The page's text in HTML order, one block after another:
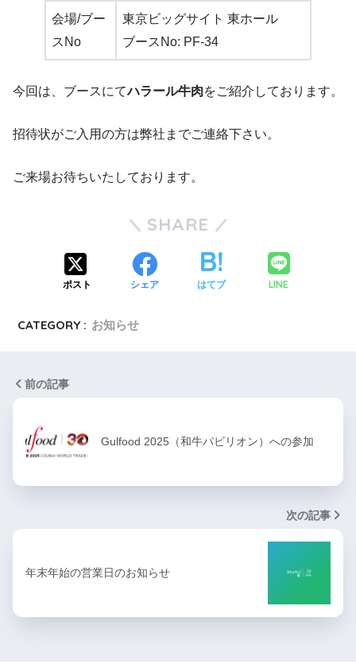
会場/ブー
スNo
東京ビッグサイト 東ホール
ブースNo: PF-34
今回は、ブースにてハラール牛肉をご紹介しております。
招待状がご入用の方は弊社までご連絡下さい。
ご来場お待ちいたしております。
SHARE
ポスト シェア はてブ LINE
CATEGORY : お知らせ
前の記事
Gulfood 2025（和牛パビリオン）への参加
次の記事
年末年始の営業日のお知らせ